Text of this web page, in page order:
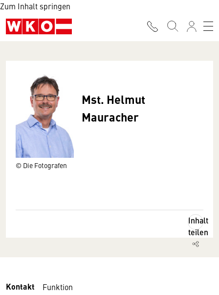
Zum Inhalt springen
© Die Fotografen
Mst. Helmut
Mauracher
Inhalt
teilen
Kontakt Funktion